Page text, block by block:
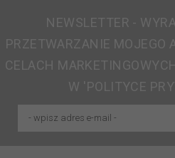
NEWSLETTER -
PRZETWARZANIE MOJEGO
CELACH
W 'POLITYCE